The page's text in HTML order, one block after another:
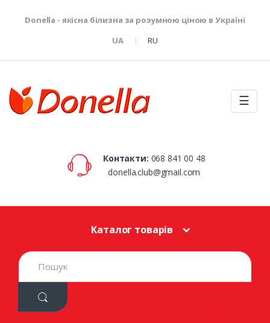
Donella - якісна білизна за розумною ціною в Україні
UA
RU
☰
Контакти: 068 841 00 48
donella.club@gmail.com
Каталог товарів
S
e
h